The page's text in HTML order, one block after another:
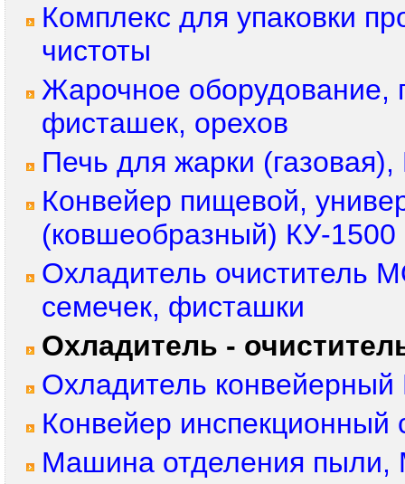
Комплекс для упаковки
чистоты
Жарочное
фисташек, орехов
Печь для жарки
Конвейер пищевой,
(ковшеобразный) КУ-1500
Охладитель очиститель
семечек, фисташки
Охладитель -
Охладитель
Конвейер
Машина отделения